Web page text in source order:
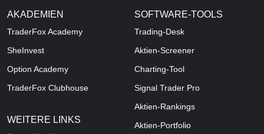
AKADEMIEN
TraderFox Academy
SheInvest
Option Academy
TraderFox Clubhouse
WEITERE LINKS
SOFTWARE-TOOLS
Trading-Desk
Aktien-Screener
Charting-Tool
Signal Trader Pro
Aktien-Rankings
Aktien-Portfolio